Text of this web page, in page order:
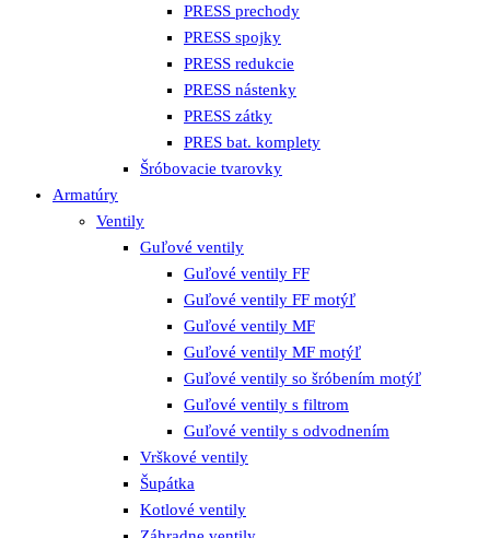
PRESS prechody
PRESS spojky
PRESS redukcie
PRESS nástenky
PRESS zátky
PRES bat. komplety
Šróbovacie tvarovky
Armatúry
Ventily
Guľové ventily
Guľové ventily FF
Guľové ventily FF motýľ
Guľové ventily MF
Guľové ventily MF motýľ
Guľové ventily so šróbením motýľ
Guľové ventily s filtrom
Guľové ventily s odvodnením
Vrškové ventily
Šupátka
Kotlové ventily